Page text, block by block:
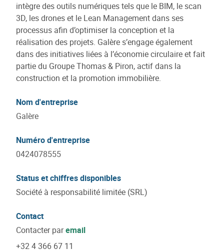
intègre des outils numériques tels que le BIM, le scan
3D, les drones et le Lean Management dans ses
processus afin d’optimiser la conception et la
réalisation des projets. Galère s’engage également
dans des initiatives liées à l’économie circulaire et fait
partie du Groupe Thomas & Piron, actif dans la
construction et la promotion immobilière.
Nom d'entreprise
Galère
Numéro d'entreprise
0424078555
Status et chiffres disponibles
Société à responsabilité limitée (SRL)
Contact
Contacter paremail
+32 4 366 67 11